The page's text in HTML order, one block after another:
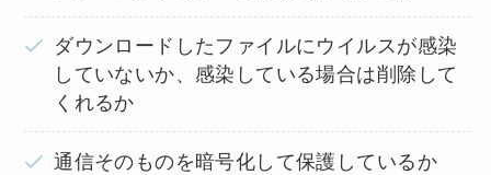
ダウンロードしたファイルにウイルスが感染
していないか、感染している場合は削除して
くれるか
通信そのものを暗号化して保護しているか